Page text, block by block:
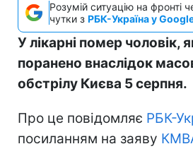
Розумій ситуацію на фронті
чутки з РБК-Україна у
У лікарні помер чоловік,
поранено внаслідок
обстрілу Києва 5 серпня.
Про це повідомляє РБК-
посиланням на заяву